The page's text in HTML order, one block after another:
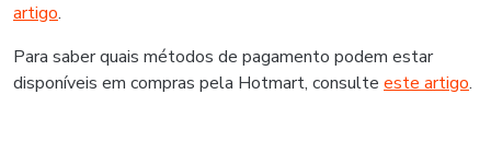
artigo.
Para saber quais métodos de pagamento podem estar
disponíveis em compras pela Hotmart, consulte este artigo.